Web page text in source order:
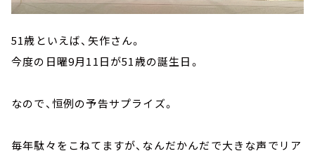
51歳といえば、矢作さん。
今度の日曜9月11日が51歳の誕生日。
なので、恒例の予告サプライズ。
毎年駄々をこねてますが、なんだかんだで大きな声でリア